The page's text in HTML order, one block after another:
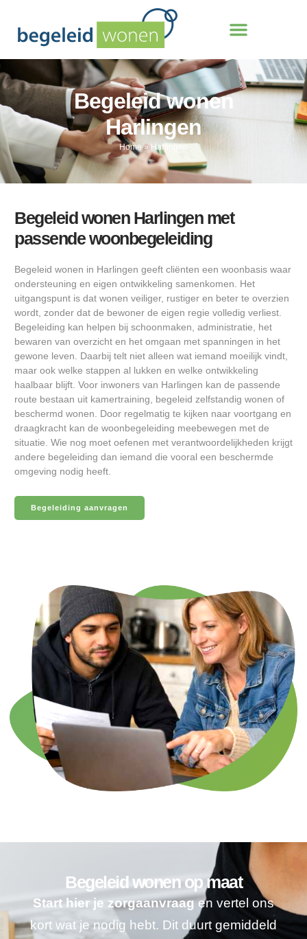
Begeleid wonen
Harlingen
Home» Harlingen
Begeleid wonen Harlingen met
passende woonbegeleiding
Begeleid wonen in Harlingen geeft cliënten een woonbasis waar
ondersteuning en eigen ontwikkeling samenkomen. Het
uitgangspunt is dat wonen veiliger, rustiger en beter te overzien
wordt, zonder dat de bewoner de eigen regie volledig verliest.
Begeleiding kan helpen bij schoonmaken, administratie, het
bewaren van overzicht en het omgaan met spanningen in het
gewone leven. Daarbij telt niet alleen wat iemand moeilijk vindt,
maar ook welke stappen al lukken en welke ontwikkeling
haalbaar blijft. Voor inwoners van Harlingen kan de passende
route bestaan uit kamertraining, begeleid zelfstandig wonen of
beschermd wonen. Door regelmatig te kijken naar voortgang en
draagkracht kan de woonbegeleiding meebewegen met de
situatie. Wie nog moet oefenen met verantwoordelijkheden krijgt
andere begeleiding dan iemand die vooral een beschermde
omgeving nodig heeft.
Begeleiding aanvragen
Begeleid wonen op maat
Start hier je zorgaanvraagen vertel ons
kort wat je nodig hebt. Dit duurt gemiddeld